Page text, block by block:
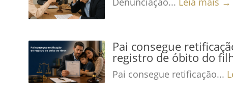
Pai consegue
registro de óbito do
Pai consegue retificação...